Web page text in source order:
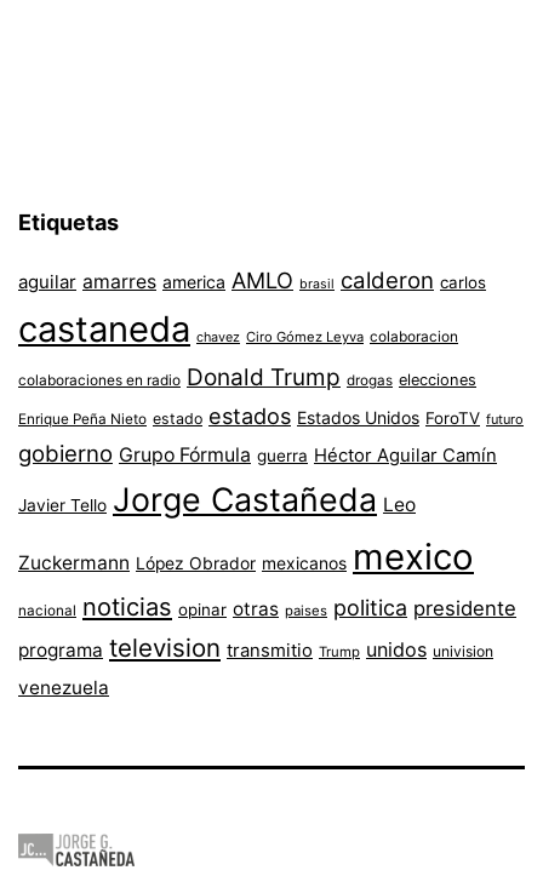
Etiquetas
aguilar amarres america AMLO brasil calderon carlos
castaneda chavez Ciro Gómez Leyva colaboracion
colaboraciones en radio Donald Trump drogas elecciones
Enrique Peña Nieto estado estados Estados Unidos ForoTV futuro
gobierno Grupo Fórmula guerra Héctor Aguilar Camín
Javier Tello Jorge Castañeda Leo
Zuckermann López Obrador mexicanos mexico
nacional noticias opinar otras paises politica presidente
programa television transmitio Trump unidos univision
venezuela